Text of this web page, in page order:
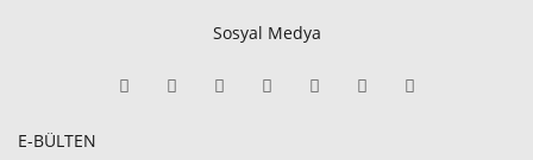
Sosyal Medya
E-BÜLTEN